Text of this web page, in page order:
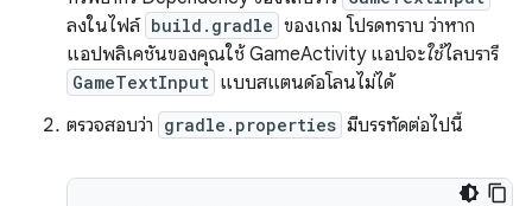
ลงในไฟล์ build.gradle ของเกม โปรดทราบ ว่าหาก
แอปพลิเคชันของคุณใช้ GameActivity แอปจะใช้ไลบรารี
GameTextInput แบบสแตนด์อโลนไม่ได้
ตรวจสอบว่า gradle.properties มีบรรทัดต่อไปนี้